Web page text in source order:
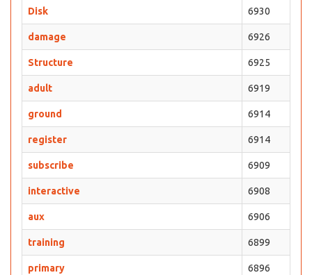
Disk 6930
damage 6926
Structure 6925
adult 6919
ground 6914
register 6914
subscribe 6909
interactive 6908
aux 6906
training 6899
primary 6896